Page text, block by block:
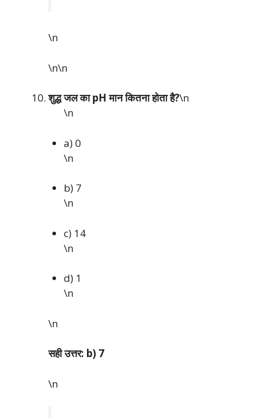
\n
\n\n
शुद्ध जल का pH मान कितना होता है?\n
\n
a) 0
\n
b) 7
\n
c) 14
\n
d) 1
\n
\n
सही उत्तर: b) 7
\n